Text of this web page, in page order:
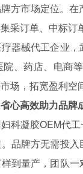
方市场定位。
采订单、中标订
器械代工企业
、药店、电商
场，拓宽盈利空
心高效助力品牌
科凝胶OEM代
品牌方无需投
到量产，团队